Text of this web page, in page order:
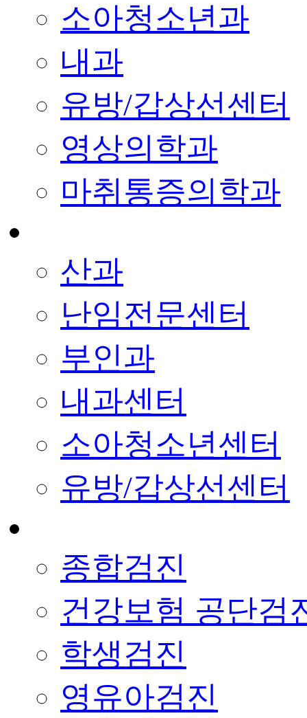
소아청소년과
내과
유방/갑상선센터
영상의학과
마취통증의학과
산과
난임전문센터
부인과
내과센터
소아청소년센터
유방/갑상선센터
종합검진
건강보험 공단검
학생검진
영유아검진